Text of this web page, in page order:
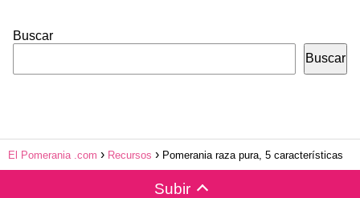
Buscar
Buscar
El Pomerania .com Recursos Pomerania raza pura, 5 características
Subir